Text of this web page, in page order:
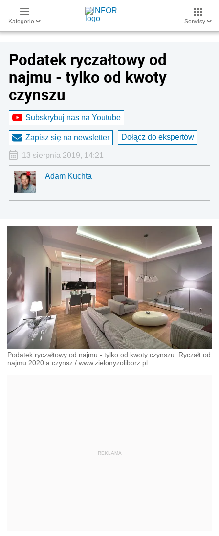
Kategorie Serwisy
Podatek ryczałtowy od
najmu - tylko od kwoty
czynszu
Subskrybuj nas na Youtube
Zapisz się na newsletter Dołącz do ekspertów
13 sierpnia 2019, 14:21
Adam Kuchta
Podatek ryczałtowy od najmu - tylko od kwoty czynszu. Ryczałt od
najmu 2020 a czynsz / www.zielonyzoliborz.pl